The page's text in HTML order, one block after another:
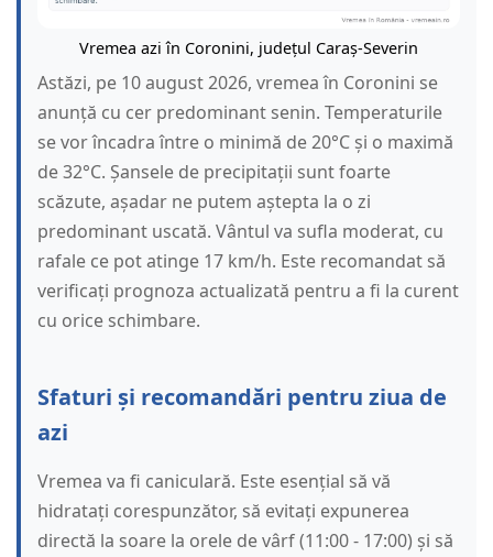
Vremea azi în Coronini, județul Caraș-Severin
Astăzi, pe 10 august 2026, vremea în Coronini se
anunță cu cer predominant senin. Temperaturile
se vor încadra între o minimă de 20°C și o maximă
de 32°C. Șansele de precipitații sunt foarte
scăzute, așadar ne putem aștepta la o zi
predominant uscată. Vântul va sufla moderat, cu
rafale ce pot atinge 17 km/h. Este recomandat să
verificați prognoza actualizată pentru a fi la curent
cu orice schimbare.
Sfaturi și recomandări pentru ziua de
azi
Vremea va fi caniculară. Este esențial să vă
hidratați corespunzător, să evitați expunerea
directă la soare la orele de vârf (11:00 - 17:00) și să